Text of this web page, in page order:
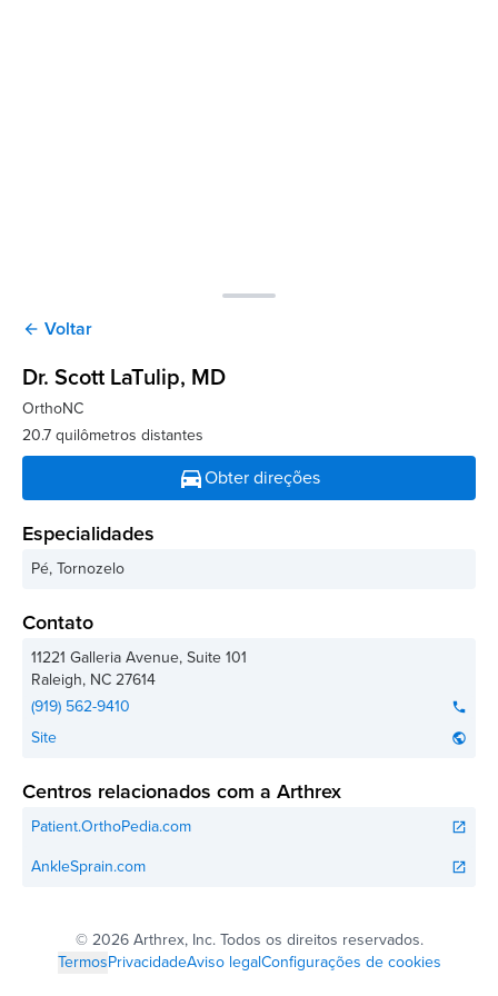
arrow_back Voltar
Dr. Scott LaTulip, MD
OrthoNC
20.7 quilômetros distantes
directions_carObter direções
Especialidades
Pé, Tornozelo
Contato
11221 Galleria Avenue, Suite 101
Raleigh, NC27614
(919) 562-9410
phone
Site public
Centros relacionados com a Arthrex
Patient.OrthoPedia.com open_in_new
AnkleSprain.com open_in_new
© 2026 Arthrex, Inc. Todos os direitos reservados.
TermosPrivacidadeAviso legalConfigurações de cookies